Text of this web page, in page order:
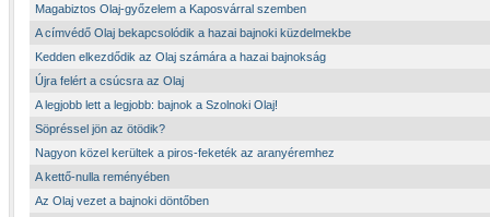
Magabiztos Olaj-győzelem a Kaposvárral szemben
A címvédő Olaj bekapcsolódik a hazai bajnoki küzdelmekbe
Kedden elkezdődik az Olaj számára a hazai bajnokság
Újra felért a csúcsra az Olaj
A legjobb lett a legjobb: bajnok a Szolnoki Olaj!
Söpréssel jön az ötödik?
Nagyon közel kerültek a piros-feketék az aranyéremhez
A kettő-nulla reményében
Az Olaj vezet a bajnoki döntőben